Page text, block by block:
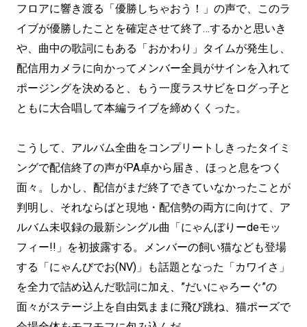
フロアに響き渡る「優勝しちゃおう！」の声で、このラ
イブが優勝したことを確定させて終了…するかと思いき
や、曲中の歌詞にもある「おかわり」タイムが発生し、
配信用カメラに向かってメンバー全員がサインを入れて
ポージングを決めると、もう一度ラスサビをログっ子と
ともに大合唱して本編ライブを締めくくった。
こうして、アルバム全曲をコンプリートしきったタイミ
ングで配信終了の声がPA卓から届き、ほっと息をつく
面々。しかし、配信がまだ終了できていなかったことが
判明し、それならばと現地・配信勢の両方に向けて、ア
ルバム未収録の最新シングル曲「にゃんぼりーdeモッ
フィー!!」を初披露する。メンバーの飼い猫なども登場
する「にゃんびでお(NV)」も話題となった「カワイさ」
を全力で詰め込んだ歌詞に加え、”だいにゃろーぐ”の
面々がステージ上を自由気ままに飛び跳ね、猫ポーズで